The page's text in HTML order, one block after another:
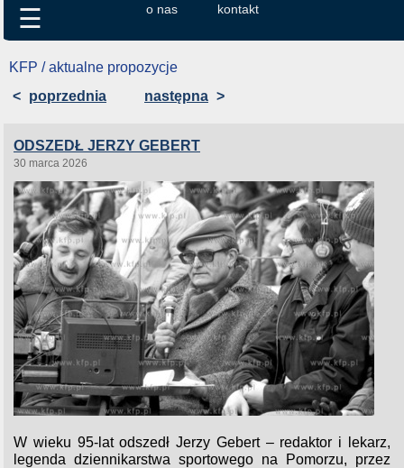
o nas kontakt
☰
KFP / aktualne propozycje
< poprzednia następna >
ODSZEDŁ JERZY GEBERT
30 marca 2026
W wieku 95-lat odszedł Jerzy Gebert – redaktor i lekarz,
legenda dziennikarstwa sportowego na Pomorzu, przez